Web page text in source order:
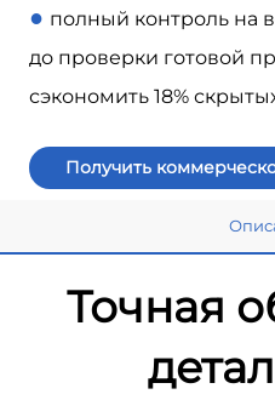
● полный контроль на
до проверки готовой
сэкономить 18%
Получить
Точная